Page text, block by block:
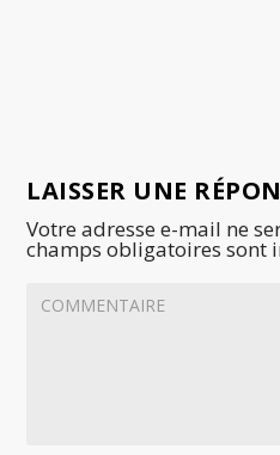
LAISSER UNE
Votre adresse e-mail ne
champs obligatoires sont